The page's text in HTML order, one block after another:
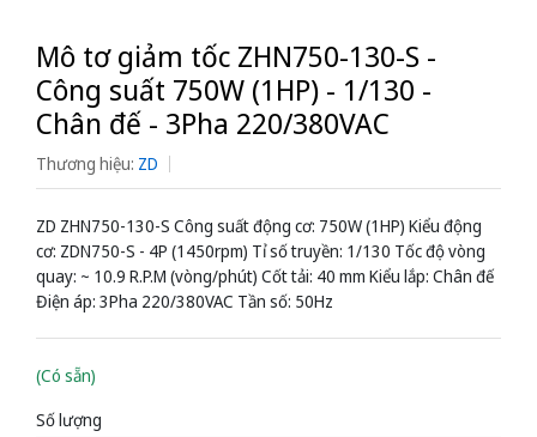
Mô tơ giảm tốc ZHN750-130-S -
Công suất 750W (1HP) - 1/130 -
Chân đế - 3Pha 220/380VAC
Thương hiệu: ZD
ZD ZHN750-130-S Công suất động cơ: 750W (1HP) Kiểu động
cơ: ZDN750-S - 4P (1450rpm) Tỉ số truyền: 1/130 Tốc độ vòng
quay: ~ 10.9 R.P.M (vòng/phút) Cốt tải: 40 mm Kiểu lắp: Chân đế
Điện áp: 3Pha 220/380VAC Tần số: 50Hz
(Có sẵn)
Số lượng